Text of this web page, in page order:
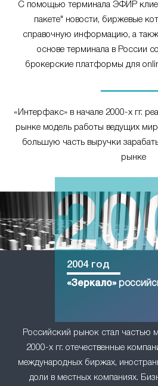
С помощью терминала ЭФИР
пакете" новости, биржевые
справочную информацию, а
основе терминала в России
брокерские платформы для
«Интерфакс» в начале 2000-х гг.
рынке модель работы ведущих
большую часть выручки
рынке
Российский рынок стал частью
2000-х гг. отечественные
международных биржах,
доли в местных компаниях.
2004 год
«Зеркало»